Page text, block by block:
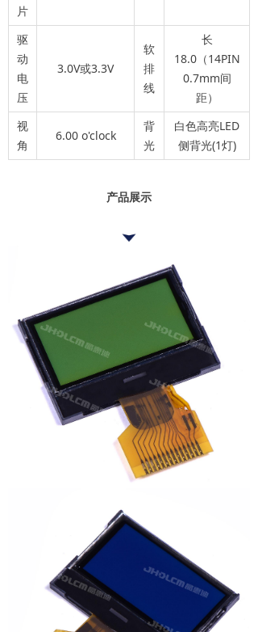
片
驱
动
电
压
3.0V或3.3V
软
排
线
长
18.0（14PIN
0.7mm间
距）
视
角
6.00 o'clock
背
光
白色高亮LED
侧背光(1灯)
产品展示